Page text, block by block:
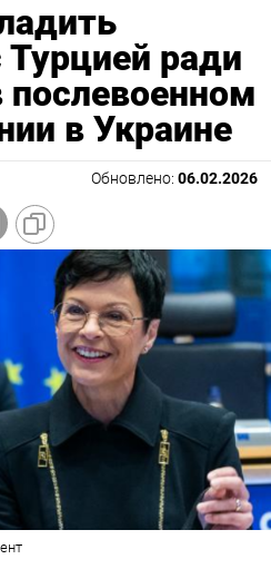
ради
в Украине
Обновлено: 06.02.2026